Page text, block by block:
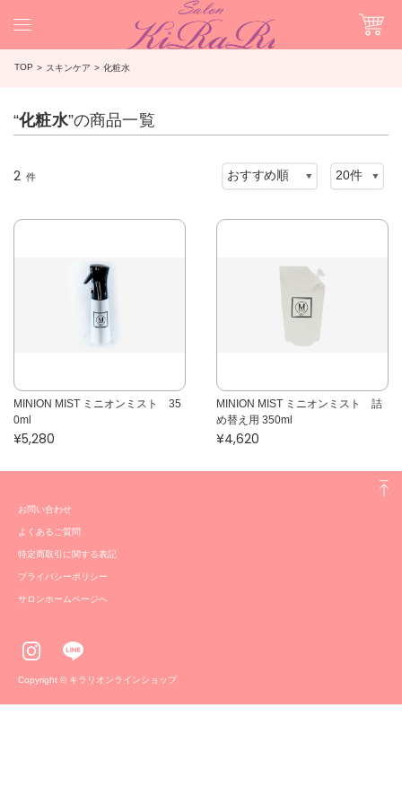
TOP スキンケア 化粧水
“化粧水”の商品一覧
2 件
MINION MIST ミニオンミスト 35
0ml
¥5,280
MINION MIST ミニオンミスト 詰
め替え用 350ml
¥4,620
お問い合わせ
よくあるご質問
特定商取引に関する表記
プライバシーポリシー
サロンホームページへ
Copyright © キラリオンラインショップ